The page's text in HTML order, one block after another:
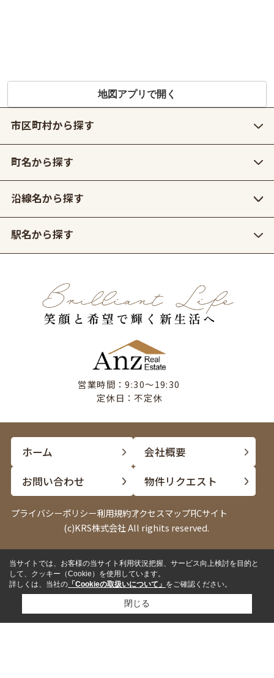
地図アプリで開く
市区町村から探す
町名から探す
沿線名から探す
駅名から探す
営業時間：9:30〜19:30
定休日：不定休
ホーム
会社概要
お問い合わせ
物件リクエスト
プライバシーポリシー利用規約アクセスマップPCサイト
(c)KRS株式会社 All righits reserved.
電話 LINE
来店予約 ✓来店して相談したい
✓内見したい物件がある
当サイトでは、お客様の当サイト利用状況把握、サービス向上検討を目的と
して、クッキー（Cookie）を使用しています。
詳しくは、当社の 「Cookieの取扱いについて」 をご確認ください。
閉じる